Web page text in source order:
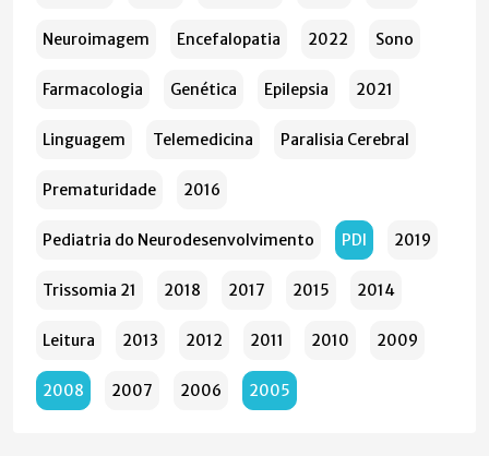
Neuroimagem Encefalopatia 2022 Sono
Farmacologia Genética Epilepsia 2021
Linguagem Telemedicina Paralisia Cerebral
Prematuridade 2016
Pediatria do Neurodesenvolvimento PDI 2019
Trissomia 21 2018 2017 2015 2014
Leitura 2013 2012 2011 2010 2009
2008 2007 2006 2005